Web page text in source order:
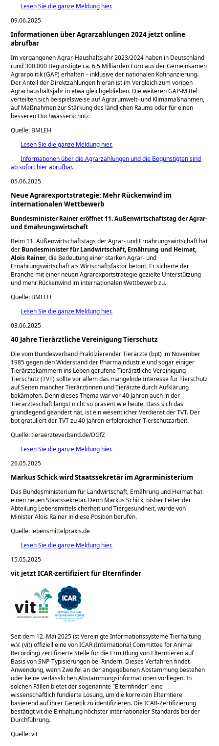
Lesen Sie die ganze Meldung hier.
09.06.2025
Informationen über Agrarzahlungen 2024 jetzt online
abrufbar
Im vergangenen Agrar-Haushaltsjahr 2023/2024 haben in Deutschland
rund 300.000 Begünstigte ca. 6,5 Milliarden Euro aus der Gemeinsamen
Agrarpolitik (GAP) erhalten – inklusive der nationalen Kofinanzierung.
Der Anteil der Direktzahlungen hieran ist im Vergleich zum vorigen
Agrarhaushaltsjahr in etwa gleichgeblieben. Die weiteren GAP-Mittel
verteilten sich beispielsweise auf Agrarumwelt- und Klimamaßnahmen,
auf Maßnahmen zur Stärkung des ländlichen Raums oder für einen
besseren Hochwasserschutz.
Quelle: BMLEH
Lesen Sie die ganze Meldung hier.
Informationen über die Agrarzahlungen und die Begünstigten sind
ab sofort hier abrufbar.
05.06.2025
Neue Agrarexportstrategie: Mehr Rückenwind im
internationalen Wettbewerb
Bundesminister Rainer eröffnet 11. Außenwirtschaftstag der Agrar-
und Ernährungswirtschaft
Beim 11. Außenwirtschaftstags der Agrar- und Ernährungswirtschaft hat
der Bundesminister für Landwirtschaft, Ernährung und Heimat,
Alois Rainer, die Bedeutung einer starken Agrar- und
Ernährungswirtschaft als Wirtschaftsfaktor betont. Er sicherte der
Branche mit einer neuen Agrarexportstrategie gezielte Unterstützung
und mehr Rückenwind im internationalen Wettbewerb zu.
Quelle: BMLEH
Lesen Sie die ganze Meldung hier.
03.06.2025
40 Jahre Tierärztliche Vereinigung Tierschutz
Die vom Bundesverband Praktizierender Tierärzte (bpt) im November
1985 gegen den Widerstand der Pharmaindustrie und sogar einiger
Tierärztekammern ins Leben gerufene Tierärztliche Vereinigung
Tierschutz (TVT) sollte vor allem das mangelnde Interesse für Tierschutz
auf Seiten mancher Tierärztinnen und Tierärzte durch Aufklärung
bekämpfen. Denn dieses Thema war vor 40 Jahren auch in der
Tierärzteschaft längst nicht so präsent wie heute. Dass sich das
grundlegend geändert hat, ist ein wesentlicher Verdienst der TVT. Der
bpt gratuliert der TVT zu 40 Jahren erfolgreicher Tierschutzarbeit.
Quelle: tieraerzteverband.de/DGfZ
Lesen Sie die ganze Meldung hier.
26.05.2025
Markus Schick wird Staatssekretär im Agrarministerium
Das Bundesministerium für Landwirtschaft, Ernährung und Heimat hat
einen neuen Staatssekretär. Denn Markus Schick, bisher Leiter der
Abteilung Lebensmittelsicherheit und Tiergesundheit, wurde von
Minister Alois Rainer in diese Position berufen.
Quelle: lebensmittelpraxis.de
Lesen Sie die ganze Meldung hier.
15.05.2025
vit jetzt ICAR-zertifiziert für Elternfinder
Seit dem 12. Mai 2025 ist Vereinigte Informationssysteme Tierhaltung
w.V. (vit) offiziell eine von ICAR (International Committee for Animal
Recording) zertifizierte Stelle für die Ermittlung von Elterntieren auf
Basis von SNP-Typisierungen bei Rindern. Dieses Verfahren findet
Anwendung, wenn Zweifel an der angegebenen Abstammung bestehen
oder keine verlässlichen Abstammungsinformationen vorliegen. In
solchen Fällen bietet der sogenannte Elternfinder eine
wissenschaftlich fundierte Lösung, um die korrekten Elterntiere
basierend auf ihrer Genetik zu identifizieren. Die ICAR-Zertifizierung
bestätigt vit die Einhaltung höchster internationaler Standards bei der
Durchführung.
Quelle: vit